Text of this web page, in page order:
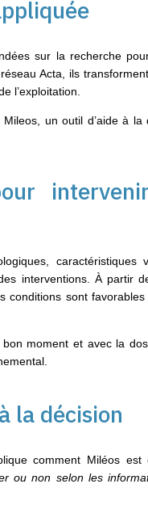
sur la recherche
Acta, ils
l’exploitation.
un outil d’aide à
caractéristiques
interventions. À partir
conditions sont
moment et avec la
la décision
comment Miléos est
ou non selon les